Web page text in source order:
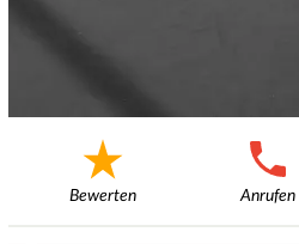
Bewerten Anrufen